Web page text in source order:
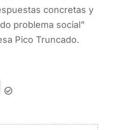
concretas y
problema social”
Pico Truncado.